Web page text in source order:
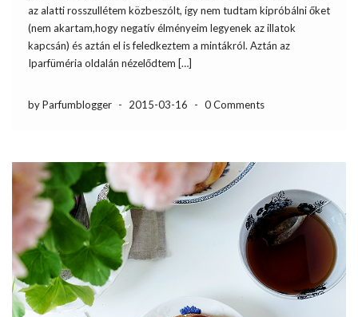
az alatti rosszullétem közbeszólt, így nem tudtam kipróbálni őket
(nem akartam,hogy negatív élményeim legyenek az illatok
kapcsán) és aztán el is feledkeztem a mintákról. Aztán az
Iparfüméria oldalán nézelődtem […]
by Parfumblogger - 2015-03-16 - 0 Comments